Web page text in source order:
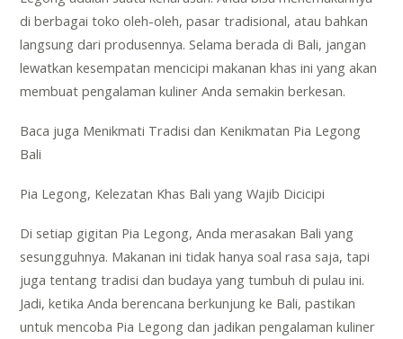
di berbagai toko oleh-oleh, pasar tradisional, atau bahkan
langsung dari produsennya. Selama berada di Bali, jangan
lewatkan kesempatan mencicipi makanan khas ini yang akan
membuat pengalaman kuliner Anda semakin berkesan.
Baca juga Menikmati Tradisi dan Kenikmatan Pia Legong
Bali
Pia Legong, Kelezatan Khas Bali yang Wajib Dicicipi
Di setiap gigitan Pia Legong, Anda merasakan Bali yang
sesungguhnya. Makanan ini tidak hanya soal rasa saja, tapi
juga tentang tradisi dan budaya yang tumbuh di pulau ini.
Jadi, ketika Anda berencana berkunjung ke Bali, pastikan
untuk mencoba Pia Legong dan jadikan pengalaman kuliner